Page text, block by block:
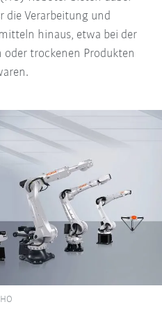
die Verarbeitung und
hinaus, etwa bei der
trockenen Produkten